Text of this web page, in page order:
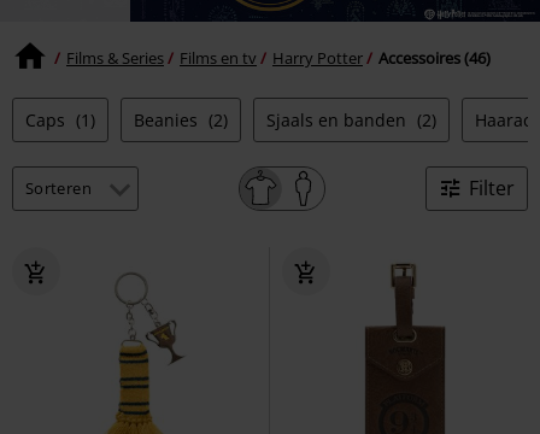
Films & Series Films en tv Harry Potter Accessoires (46)
Caps (1) Beanies (2) Sjaals en banden (2)
Filter